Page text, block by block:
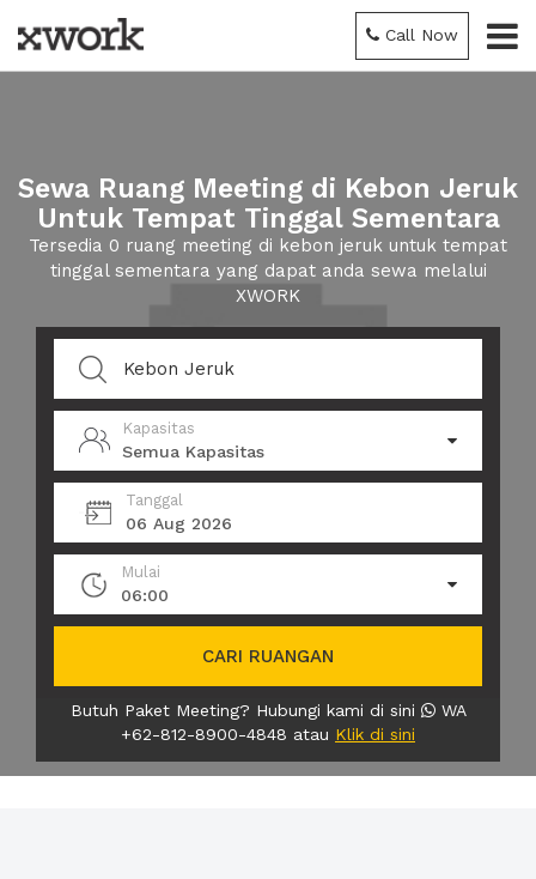
Call Now
Sewa Ruang Meeting di Kebon Jeruk
Untuk Tempat Tinggal Sementara
Tersedia 0 ruang meeting di kebon jeruk untuk tempat
tinggal sementara yang dapat anda sewa melalui
XWORK
Kapasitas
Semua Kapasitas
Tanggal
06 Aug 2026
Mulai
06:00
CARI RUANGAN
Butuh Paket Meeting? Hubungi kami di sini
WA
+62-812-8900-4848 atau Klik di sini